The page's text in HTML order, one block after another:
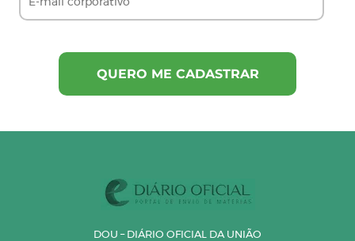
DOU – DIÁRIO OFICIAL DA UNIÃO